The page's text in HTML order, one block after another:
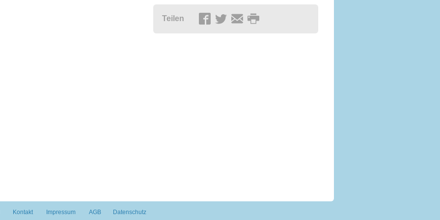
Teilen
Kontakt Impressum AGB Datenschutz